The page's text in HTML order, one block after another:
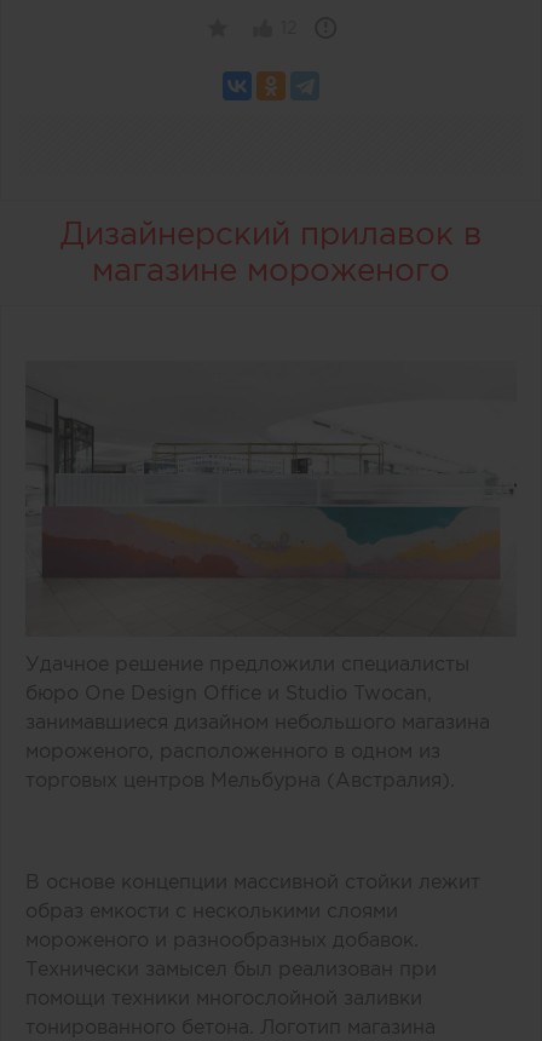
Дизайнерский прилавок в
магазине мороженого
Удачное решение предложили специалисты
бюро One Design Office и Studio Twocan,
занимавшиеся дизайном небольшого магазина
мороженого, расположенного в одном из
торговых центров Мельбурна (Австралия).
В основе концепции массивной стойки лежит
образ емкости с несколькими слоями
мороженого и разнообразных добавок.
Технически замысел был реализован при
помощи техники многослойной заливки
тонированного бетона. Логотип магазина